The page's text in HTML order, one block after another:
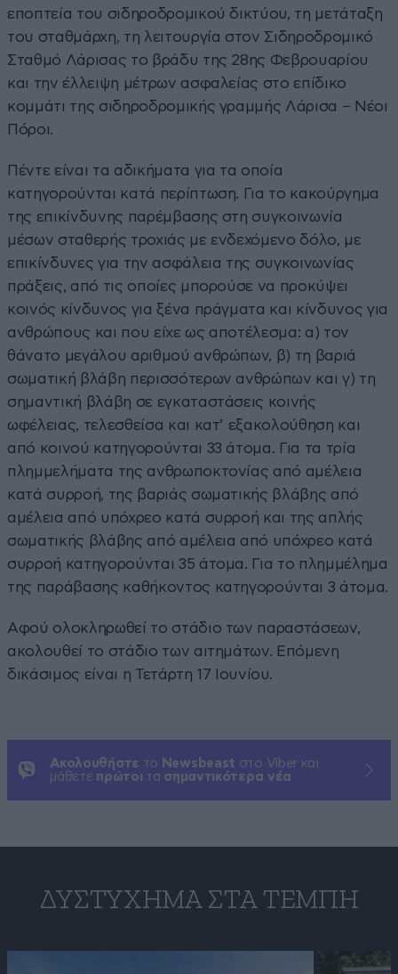
εποπτεία του σιδηροδρομικού δικτύου, τη μετάταξη
του σταθμάρχη, τη λειτουργία στον Σιδηροδρομικό
Σταθμό Λάρισας το βράδυ της 28ης Φεβρουαρίου
και την έλλειψη μέτρων ασφαλείας στο επίδικο
κομμάτι της σιδηροδρομικής γραμμής Λάρισα – Νέοι
Πόροι.
Πέντε είναι τα αδικήματα για τα οποία
κατηγορούνται κατά περίπτωση. Για το κακούργημα
της επικίνδυνης παρέμβασης στη συγκοινωνία
μέσων σταθερής τροχιάς με ενδεχόμενο δόλο, με
επικίνδυνες για την ασφάλεια της συγκοινωνίας
πράξεις, από τις οποίες μπορούσε να προκύψει
κοινός κίνδυνος για ξένα πράγματα και κίνδυνος για
ανθρώπους και που είχε ως αποτέλεσμα: α) τον
θάνατο μεγάλου αριθμού ανθρώπων, β) τη βαριά
σωματική βλάβη περισσότερων ανθρώπων και γ) τη
σημαντική βλάβη σε εγκαταστάσεις κοινής
ωφέλειας, τελεσθείσα και κατ’ εξακολούθηση και
από κοινού κατηγορούνται 33 άτομα. Για τα τρία
πλημμελήματα της ανθρωποκτονίας από αμέλεια
κατά συρροή, της βαριάς σωματικής βλάβης από
αμέλεια από υπόχρεο κατά συρροή και της απλής
σωματικής βλάβης από αμέλεια από υπόχρεο κατά
συρροή κατηγορούνται 35 άτομα. Για το πλημμέλημα
της παράβασης καθήκοντος κατηγορούνται 3 άτομα.
Αφού ολοκληρωθεί το στάδιο των παραστάσεων,
ακολουθεί το στάδιο των αιτημάτων. Επόμενη
δικάσιμος είναι η Τετάρτη 17 Ιουνίου.
Ακολουθήστε το Newsbeast στο Viber και
μάθετε πρώτοι τα σημαντικότερα νέα
ΔΥΣΤΎΧΗΜΑ ΣΤΑ ΤΈΜΠΗ